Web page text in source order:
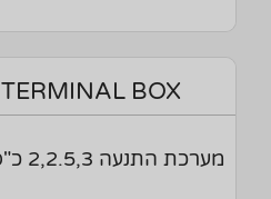
TERMINAL BOX
מערכת התנעה 2,2.5,3 כ"ס